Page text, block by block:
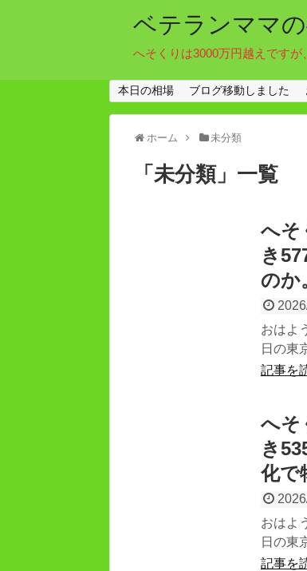
ベテランママ
へそくりは3000万円越えですが
本日の相場 ブログ移動しました
ホーム 未分類
「 未分類」 一覧
へそ
き
のか
おはよ
日の東
記事を
へそ
き
化で
おはよ
日の東
記事を